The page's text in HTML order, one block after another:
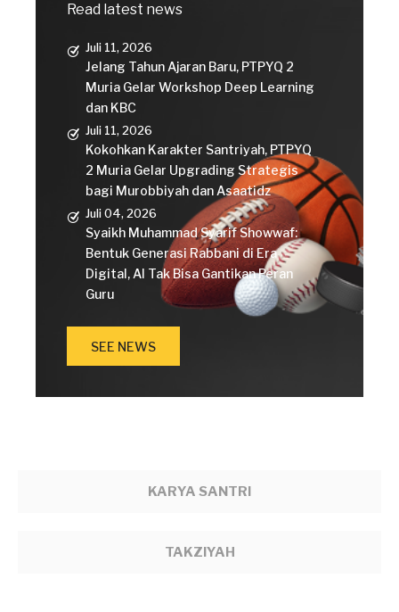
Read latest news
Juli 11, 2026
Jelang Tahun Ajaran Baru, PTPYQ 2
Muria Gelar Workshop Deep Learning
dan KBC
Juli 11, 2026
Kokohkan Karakter Santriyah, PTPYQ
2 Muria Gelar Upgrading Strategis
bagi Murobbiyah dan Asaatidz
Juli 04, 2026
Syaikh Muhammad Syarif Showwaf:
Bentuk Generasi Rabbani di Era
Digital, AI Tak Bisa Gantikan Peran
Guru
SEE NEWS
KARYA SANTRI
TAKZIYAH